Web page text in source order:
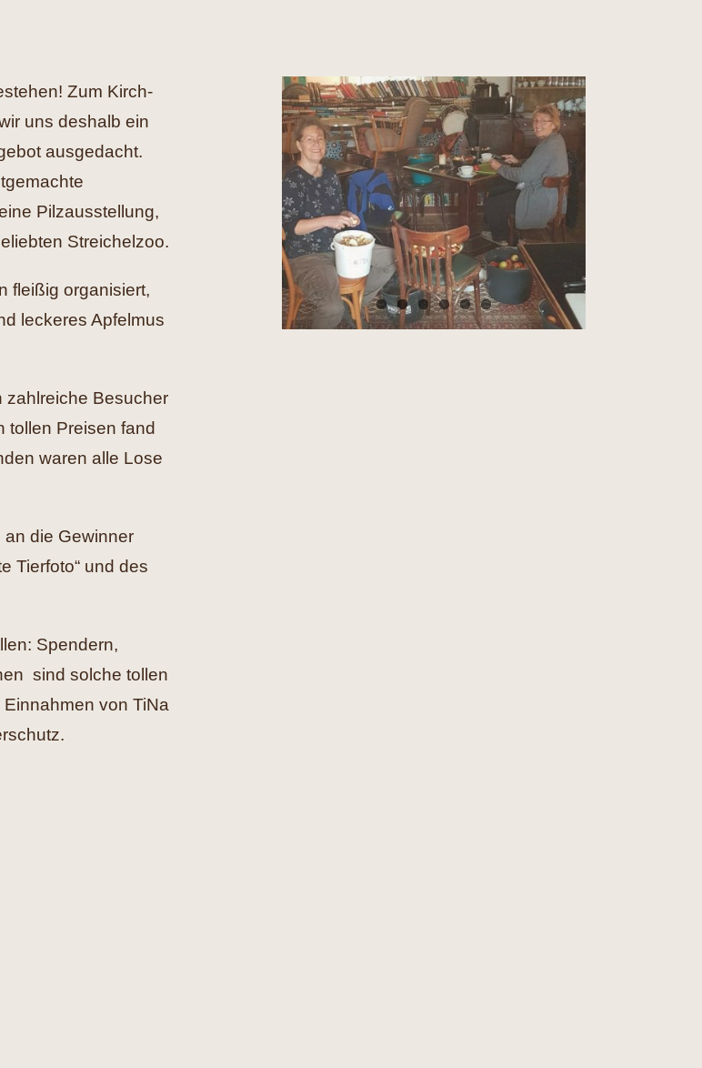
Zum Kirch-
uns deshalb ein
ausgedacht.
Pilzausstellung,
Streichelzoo.
fleißig organisiert,
leckeres Apfelmus
zahlreiche Besucher
tollen Preisen fand
waren alle Lose
die Gewinner
Tierfoto“ und des
Spendern,
sind solche tollen
von TiNa